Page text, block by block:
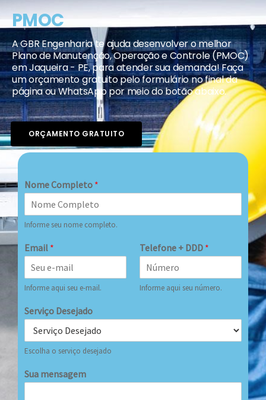
PMOC
A GBR Engenharia te ajuda desenvolver o melhor
Plano de Manutenção, Operação e Controle (PMOC)
em Jaqueira - PE, para atender sua demanda! Faça
um orçamento gratuito pelo formulário no final da
página ou WhatsApp por meio do botão abaixo.
ORÇAMENTO GRATUITO
Nome Completo *
Informe seu nome completo.
Email *
Informe aqui seu e-mail.
Telefone + DDD *
Informe aqui seu número.
Serviço Desejado
Escolha o serviço desejado
Sua mensagem